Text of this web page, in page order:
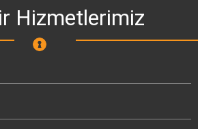
Hizmetlerimiz